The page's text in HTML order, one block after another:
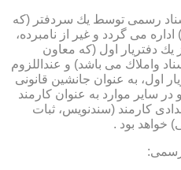
اسناد رسمی توسط یك سردفتر (كه
می گردد و غیر از نامبرده،
دفتریار اول (كه معاون
واملاك می باشد) و عنداللزوم
اول، به عنوان جانشین قانونی
در سایر موارد به عنوان كارمند
كارمند (سندنویس، ثبات
خواهد بود .
رسمی: